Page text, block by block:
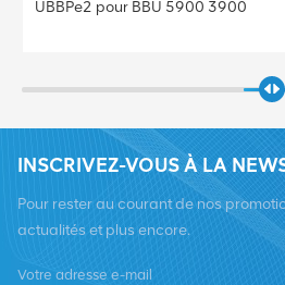
UBBPe2 pour BBU 5900 3900
INSCRIVEZ-VOUS À LA
Pour rester au courant de nos
actualités et plus encore.